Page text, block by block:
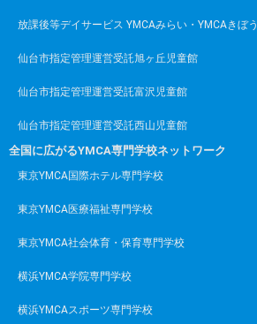
放課後等デイサービス YMCAみらい・YMCAきぼう
仙台市指定管理運営受託旭ヶ丘児童館
仙台市指定管理運営受託富沢児童館
仙台市指定管理運営受託西山児童館
全国に広がるYMCA専門学校ネットワーク
東京YMCA国際ホテル専門学校
東京YMCA医療福祉専門学校
東京YMCA社会体育・保育専門学校
横浜YMCA学院専門学校
横浜YMCAスポーツ専門学校